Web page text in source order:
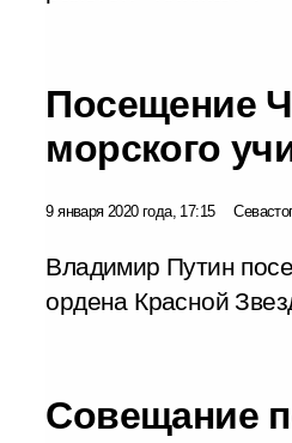
Посещение
морского
9 января 2020 года, 17:15
Владимир Путин
ордена Красной
Совещание